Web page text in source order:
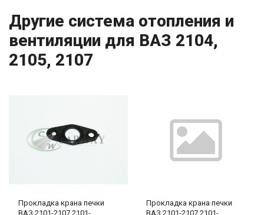
Другие система отопления и
вентиляции для ВАЗ 2104,
2105, 2107
Прокладка крана печки
ВАЗ 2101-2107 2101-
Прокладка крана печки
ВАЗ 2101-2107 2101-